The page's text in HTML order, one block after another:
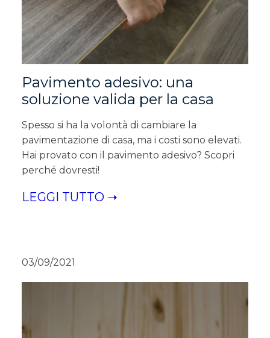
Pavimento adesivo: una
soluzione valida per la casa
Spesso si ha la volontà di cambiare la
pavimentazione di casa, ma i costi sono elevati.
Hai provato con il pavimento adesivo? Scopri
perché dovresti!
LEGGI TUTTO ➝
03/09/2021